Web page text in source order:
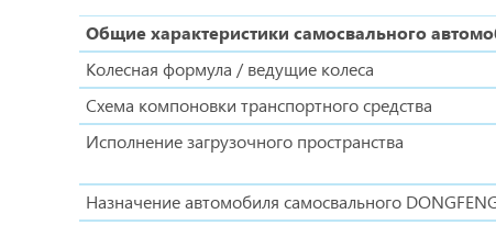
Общие характеристики самосвального
Колесная формула / ведущие колеса
Схема компоновки транспортного средства
Исполнение загрузочного пространства
Назначение автомобиля самосвального